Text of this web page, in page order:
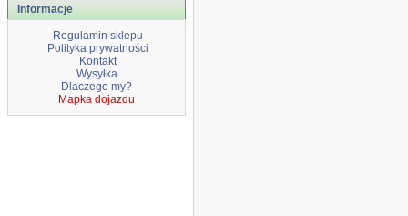
Informacje
Regulamin sklepu
Polityka prywatności
Kontakt
Wysyłka
Dlaczego my?
Mapka dojazdu